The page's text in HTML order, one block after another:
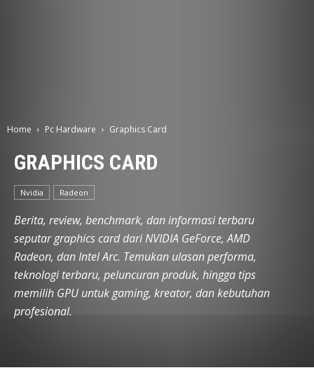
Home Pc Hardware Graphics Card
GRAPHICS CARD
Nvidia Radeon
Berita, review, benchmark, dan informasi terbaru
seputar graphics card dari NVIDIA GeForce, AMD
Radeon, dan Intel Arc. Temukan ulasan performa,
teknologi terbaru, peluncuran produk, hingga tips
memilih GPU untuk gaming, kreator, dan kebutuhan
profesional.